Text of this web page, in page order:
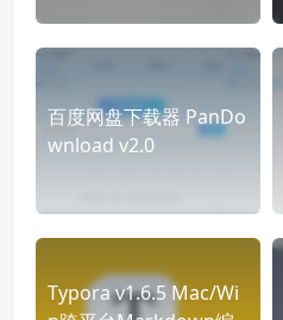
百度网盘下载器 PanDo
wnload v2.0
Typora v1.6.5 Mac/Wi